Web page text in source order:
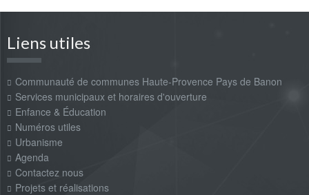
Liens utiles
Communauté de communes Haute-Provence Pays de Banon
Services municipaux et horaires d'ouverture
Enfance & Éducation
Numéros utiles
Urbanisme
Agenda
Contactez nous
Projets et réalisations